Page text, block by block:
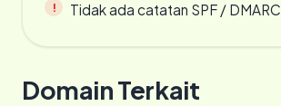
Tidak ada catatan SPF / DMARC
Domain Terkait